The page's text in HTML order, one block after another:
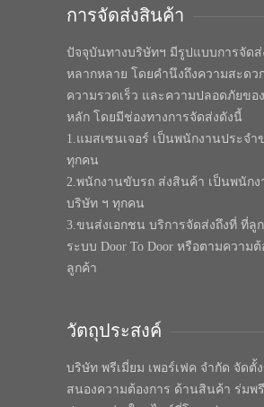
การจัดส่งสินค้า
ปัจจุบันทางบริษัทฯ มีรูปแบบการจัด
หลากหลาย โดยคำนึงถึงความสะดว
ความรวดเร็ว และความปลอดภัยขอ
หลัก โดยมีช่องทางการจัดส่งดังนี้
1.แมสเซนเจอร์ เป็นพนักงานประจำ
ทุกคน
2.พนักงานขับรถ ส่งสินค้า เป็นพนักง
บริษัท ฯ ทุกคน
3.ขนส่งเอกชน บริการจัดส่งถึงที่ ที่ลู
ระบบ Door To Door หรือตามความต้
ลูกค้า
วัตถุประสงค์
บริษัท พรีเมี่ยม เพอร์เฟค จำกัด จัดตั้
สนองความต้องการ ด้านสินค้า ร่มพ